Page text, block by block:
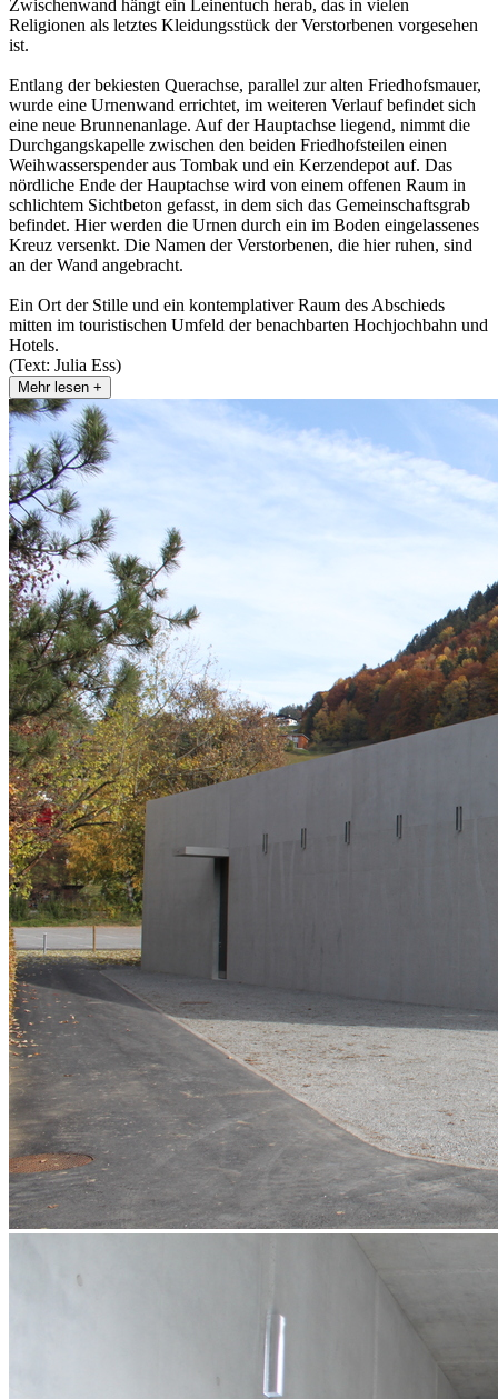
Zwischenwand hängt ein Leinentuch herab, das in vielen
Religionen als letztes Kleidungsstück der Verstorbenen vorgesehen
ist.
Entlang der bekiesten Querachse, parallel zur alten Friedhofsmauer,
wurde eine Urnenwand errichtet, im weiteren Verlauf befindet sich
eine neue Brunnenanlage. Auf der Hauptachse liegend, nimmt die
Durchgangskapelle zwischen den beiden Friedhofsteilen einen
Weihwasserspender aus Tombak und ein Kerzendepot auf. Das
nördliche Ende der Hauptachse wird von einem offenen Raum in
schlichtem Sichtbeton gefasst, in dem sich das Gemeinschaftsgrab
befindet. Hier werden die Urnen durch ein im Boden eingelassenes
Kreuz versenkt. Die Namen der Verstorbenen, die hier ruhen, sind
an der Wand angebracht.
Ein Ort der Stille und ein kontemplativer Raum des Abschieds
mitten im touristischen Umfeld der benachbarten Hochjochbahn und
Hotels.
(Text: Julia Ess)
Mehr lesen +